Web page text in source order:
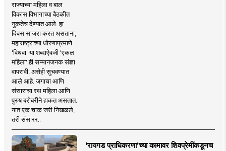
राज्याच्या महिला व बाल
विकास विभागाच्या बैठकीत
नुकतेच देण्यात आले. हा
दिवस साजरा करत असताना,
महाराष्ट्राच्या धोरणाप्रमाणे
'विधवा' या शब्दाऐवजी 'एकल
महिला' ही सन्मानजनक संज्ञा
वापरावी, असेही सुचवण्यात
आले आहे. जगाचा आणि
संसाराचा रथ महिला आणि
पुरुष बरोबरीने हाकत असतात.
यात एक चाक जरी निखळले,
तरी संसारर..
‘रायगड प्राधिकरणा’च्या कामावर शिवप्रेमींकडूनच